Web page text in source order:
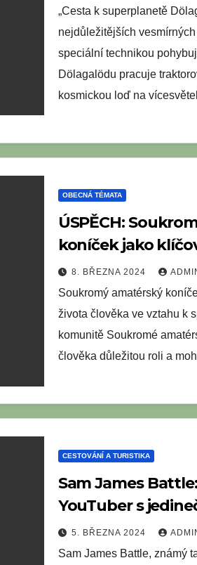
„Cesta k superplanetě
nejdůležitějších
speciální technikou
Dölagalödu pracuje
kosmickou loď na
OBECNÁ TÉMATA
ÚSPĚCH:
koníček jako
8. BŘEZNA 2024
Soukromý amatérský
života člověka ve vztahu k
komunitě Soukromé
člověka důležitou roli a
CESTOVÁNÍ A TURISTIKA
Sam James
YouTuber s
5. BŘEZNA 2024
Sam James Battle, známý